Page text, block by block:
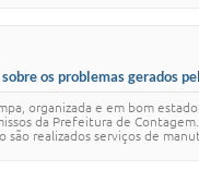
os problemas gerados
organizada e em bom
da Prefeitura de Contagem.
são realizados serviços de